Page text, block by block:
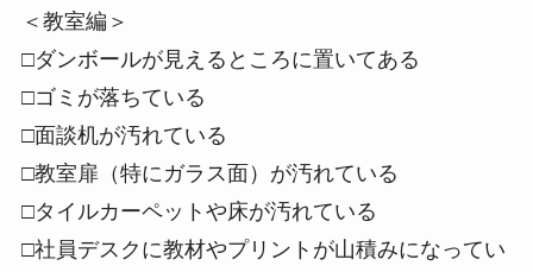
＜教室編＞
□ダンボールが見えるところに置いてある
□ゴミが落ちている
□面談机が汚れている
□教室扉（特にガラス面）が汚れている
□タイルカーペットや床が汚れている
□社員デスクに教材やプリントが山積みになってい